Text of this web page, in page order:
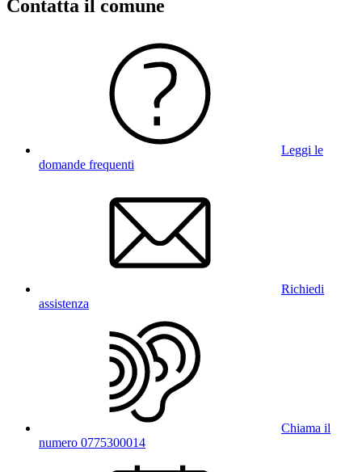
Contatta il comune
Leggi le
domande frequenti
Richiedi
assistenza
Chiama il
numero 0775300014